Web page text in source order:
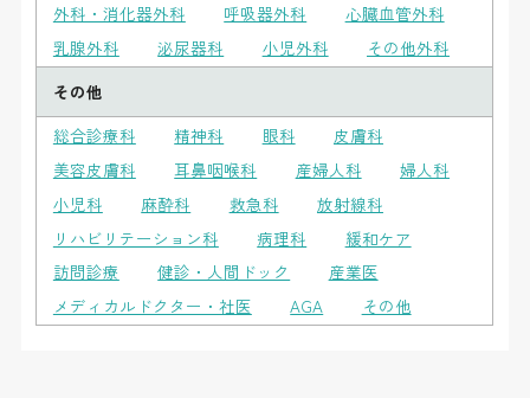
外科・消化器外科
呼吸器外科
心臓血管外科
乳腺外科
泌尿器科 小児外科
その他外科
その他
総合診療科
精神科 眼科
皮膚科
美容皮膚科
耳鼻咽喉科 産婦人科
婦人科
小児科
麻酔科 救急科
放射線科
リハビリテーション科
病理科
緩和ケア
訪問診療
健診・人間ドック
産業医
メディカルドクター・社医
AGA その他